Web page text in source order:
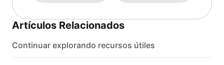
Artículos Relacionados
Continuar explorando recursos útiles